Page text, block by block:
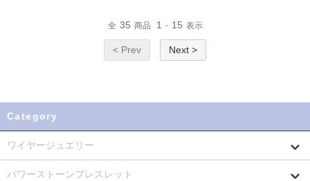
全 35 商品 1 - 15 表示
< Prev Next >
Category
ワイヤージュエリー
パワーストーンブレスレット